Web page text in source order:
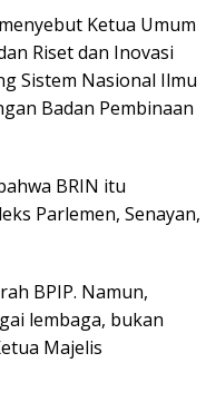
Ketua Umum
Riset dan Inovasi
Sistem Nasional Ilmu
Badan Pembinaan
BRIN itu
Parlemen, Senayan,
BPIP. Namun,
lembaga, bukan
Majelis